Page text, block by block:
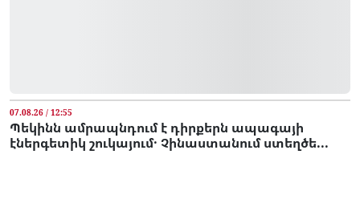
07.08.26 / 12:55
Պեկինն ամրապնդում է դիրքերն ապագայի
էներգետիկ շուկայում․ Չինաստանում ստեղծե...